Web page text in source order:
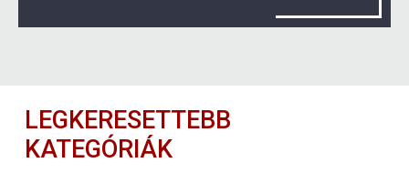
LEGKERESETTEBB
KATEGÓRIÁK